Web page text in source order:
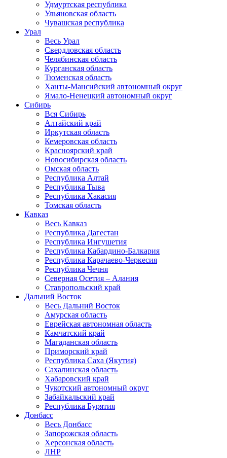
Удмуртская республика
Ульяновская область
Чувашская республика
Урал
Весь Урал
Свердловская область
Челябинская область
Курганская область
Тюменская область
Ханты-Мансийский автономный округ
Ямало-Ненецкий автономный округ
Сибирь
Вся Сибирь
Алтайский край
Иркутская область
Кемеровская область
Красноярский край
Новосибирская область
Омская область
Республика Алтай
Республика Тыва
Республика Хакасия
Томская область
Кавказ
Весь Кавказ
Республика Дагестан
Республика Ингушетия
Республика Кабардино-Балкария
Республика Карачаево-Черкесия
Республика Чечня
Северная Осетия – Алания
Ставропольский край
Дальний Восток
Весь Дальний Восток
Амурская область
Еврейская автономная область
Камчатский край
Магаданская область
Приморский край
Республика Саха (Якутия)
Сахалинская область
Хабаровский край
Чукотский автономный округ
Забайкальский край
Республика Бурятия
Донбасс
Весь Донбасс
Запорожская область
Херсонская область
ЛНР